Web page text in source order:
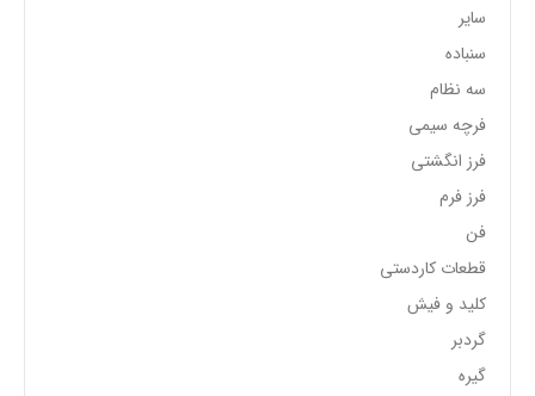
سایر
سنباده
سه نظام
فرچه سیمی
فرز انگشتی
فرز فرم
فن
قطعات کاردستی
کلید و فیش
گردبر
گیره